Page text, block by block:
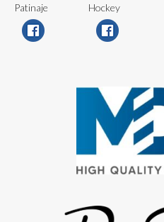
Patinaje Hockey